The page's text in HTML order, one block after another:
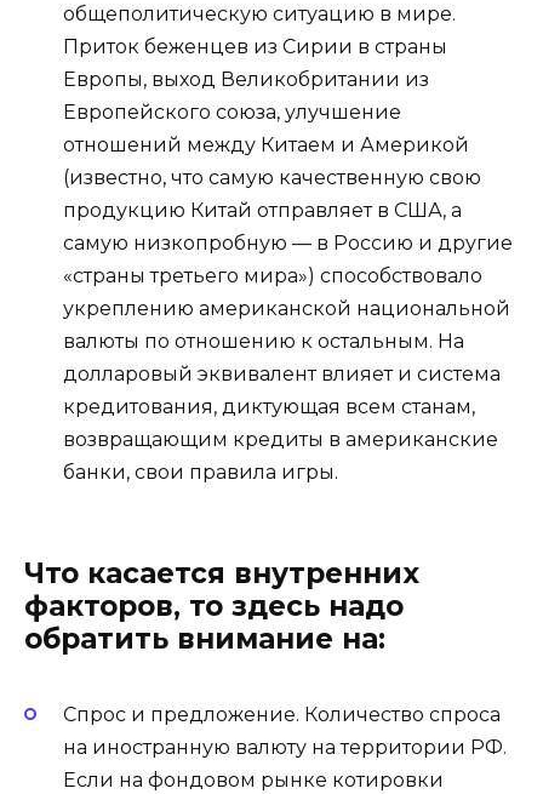
общеполитическую ситуацию в мире.
Приток беженцев из Сирии в страны
Европы, выход Великобритании из
Европейского союза, улучшение
отношений между Китаем и Америкой
(известно, что самую качественную свою
продукцию Китай отправляет в США, а
самую низкопробную — в Россию и другие
«страны третьего мира») способствовало
укреплению американской национальной
валюты по отношению к остальным. На
долларовый эквивалент влияет и система
кредитования, диктующая всем станам,
возвращающим кредиты в американские
банки, свои правила игры.
Что касается внутренних
факторов, то здесь надо
обратить внимание на:
Спрос и предложение. Количество спроса
на иностранную валюту на территории РФ.
Если на фондовом рынке котировки